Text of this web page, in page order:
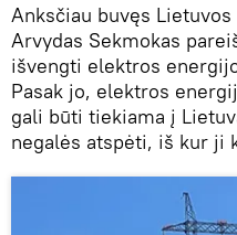
Anksčiau buvęs
Arvydas Sekmokas
išvengti elektros
Pasak jo, elektros
gali būti tiekiama į
negalės atspėti, iš kur ji